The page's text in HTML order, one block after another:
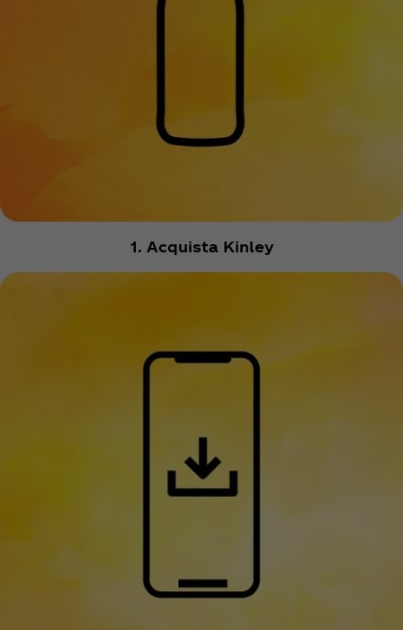
1. Acquista Kinley